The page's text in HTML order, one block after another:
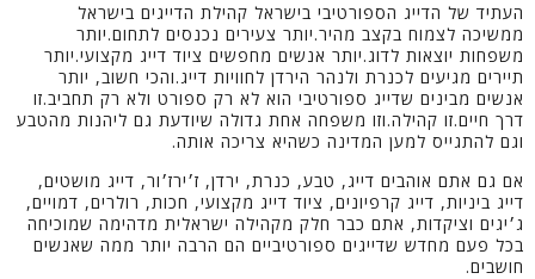
העתיד של הדייג הספורטיבי בישראל קהילת הדייגים בישראל
ממשיכה לצמוח בקצב מהיר.יותר צעירים נכנסים לתחום.יותר
משפחות יוצאות לדוג.יותר אנשים מחפשים ציוד דייג מקצועי.יותר
תיירים מגיעים לכנרת ולנהר הירדן לחוויות דייג.והכי חשוב, יותר
אנשים מבינים שדייג ספורטיבי הוא לא רק ספורט ולא רק תחביב.זו
דרך חיים.זו קהילה.וזו משפחה אחת גדולה שיודעת גם ליהנות מהטבע
וגם להתגייס למען המדינה כשהיא צריכה אותה.
אם גם אתם אוהבים דייג, טבע, כנרת, ירדן, ז׳ירז׳ור, דייג מושטים,
דייג ביניות, דייג קרפיונים, ציוד דייג מקצועי, חכות, רולרים, דמויים,
ג׳יגים וציקדות, אתם כבר חלק מקהילה ישראלית מדהימה שמוכיחה
בכל פעם מחדש שדייגים ספורטיביים הם הרבה יותר ממה שאנשים
חושבים.